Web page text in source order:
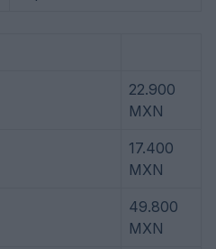
22.900
MXN
17.400
MXN
49.800
MXN